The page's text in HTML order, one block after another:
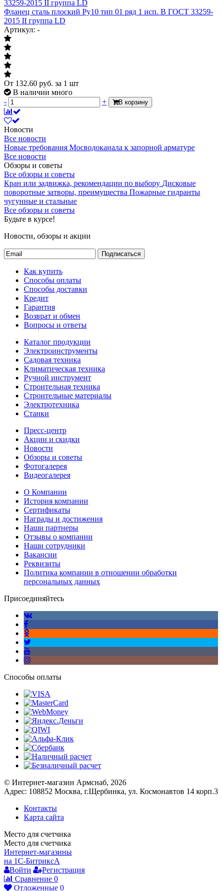
Фланец сталь плоский Ру10 тип 01 ряд 1 исп. B ГОСТ 33259-
2015 II группа LD
Артикул: -
От 132.60 руб. за 1 шт
В наличии много
-
+ В корзину
Новости
Все новости
Новые требования Мосводоканала к запорной арматуре
Все новости
Обзоры и советы
Все обзоры и советы
Кран или задвижка, рекомендации по выбору Дисковые
поворотные затворы, преимущества Пожарные гидранты
чугунные и стальные
Все обзоры и советы
Будьте в курсе!
Новости, обзоры и акции
Подписаться
Как купить
Способы оплаты
Способы доставки
Кредит
Гарантия
Возврат и обмен
Вопросы и ответы
Каталог продукции
Электроинструменты
Садовая техника
Климатическая техника
Ручной инструмент
Строительная техника
Строительные материалы
Электротехника
Станки
Пресс-центр
Акции и скидки
Новости
Обзоры и советы
Фотогалерея
Видеогалерея
О Компании
История компании
Сертификаты
Награды и достижения
Наши партнеры
Отзывы о компании
Наши сотрудники
Вакансии
Реквизиты
Политика компании в отношении обработки
персональных данных
Присоединяйтесь
Способы оплаты
© Интернет-магазин Армснаб, 2026
Адрес: 108852 Москва, г.Щербинка, ул. Космонавтов 14 корп.3
Контакты
Карта сайта
Место для счетчика
Место для счетчика
Интернет-магазины
на 1С-БитриксA
Войти
Регистрация
Сравнение 0
Отложенные 0